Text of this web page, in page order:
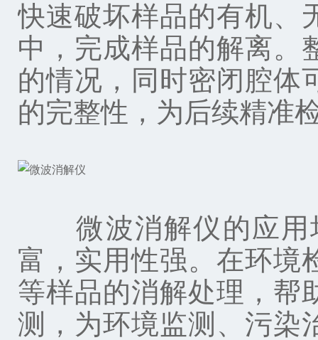
快速破坏样品的有机、
中，完成样品的解离。
的情况，同时密闭腔体
的完整性，为后续精准
微波消解仪的应用
富，实用性强。在环境
等样品的消解处理，帮
测，为环境监测、污染